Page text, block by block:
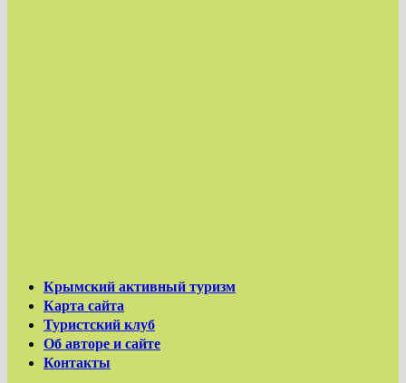
Крымский активный туризм
Карта сайта
Туристский клуб
Об авторе и сайте
Контакты